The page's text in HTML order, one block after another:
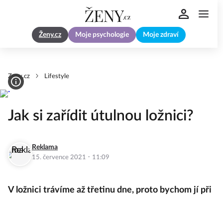
Ženy.cz Moje psychologie Moje zdraví
Zeny.cz Lifestyle
Jak si zařídit útulnou ložnici?
Reklama
15. července 2021 · 11:09
V ložnici trávíme až třetinu dne, proto bychom jí při